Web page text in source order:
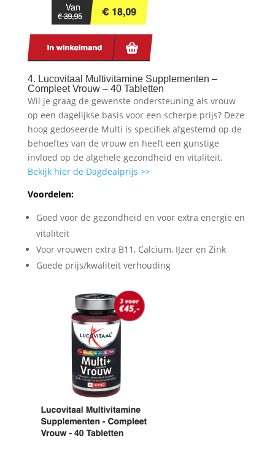
4. Lucovitaal Multivitamine Supplementen –
Compleet Vrouw – 40 Tabletten
Wil je graag de gewenste ondersteuning als vrouw
op een dagelijkse basis voor een scherpe prijs? Deze
hoog gedoseerde Multi is specifiek afgestemd op de
behoeftes van de vrouw en heeft een gunstige
invloed op de algehele gezondheid en vitaliteit.
Bekijk hier de Dagdealprijs >>
Voordelen:
Goed voor de gezondheid en voor extra energie en
vitaliteit
Voor vrouwen extra B11, Calcium, IJzer en Zink
Goede prijs/kwaliteit verhouding